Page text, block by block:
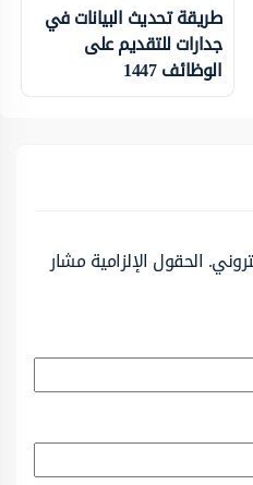
طريقة تحديث البيانات في
جدارات للتقديم على
الوظائف 1447
الحقول الإلزامية مشار